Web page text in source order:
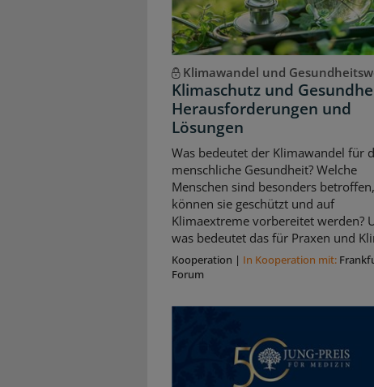
Klimawandel und
Klimaschutz und
Herausforderungen und
Lösungen
Was bedeutet der Klimawandel für
menschliche Gesundheit? Welche
Menschen sind besonders
können sie geschützt und auf
Klimaextreme vorbereitet werden?
was bedeutet das für Praxen und
Kooperation | In Kooperation mit:
Forum